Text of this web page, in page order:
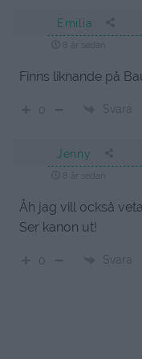
Emilia
8 år sedan
Finns liknande på
Svara
Jenny
8 år sedan
Åh jag vill också
Ser kanon ut!
Svara